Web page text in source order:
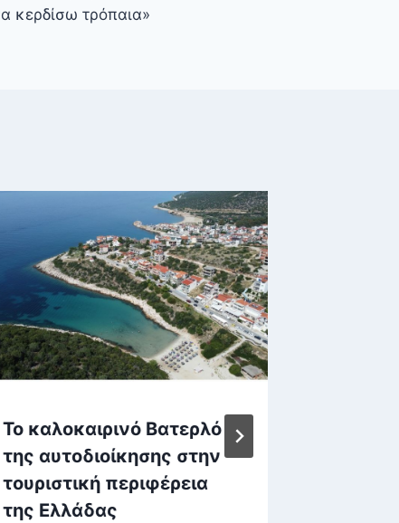
κερδίσω τρόπαια»
Το καλοκαιρινό Βατερλό
της αυτοδιοίκησης στην
τουριστική περιφέρεια
της Ελλάδας